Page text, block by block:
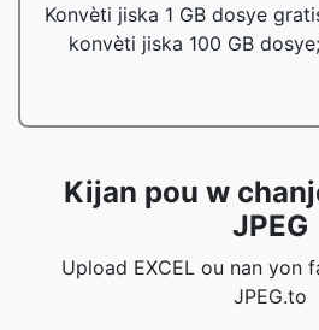
Konvèti jiska 1 GB dosye
konvèti jiska 100 GB dosye;
Kijan pou w
JPEG
Upload EXCEL ou nan yon
JPEG.to